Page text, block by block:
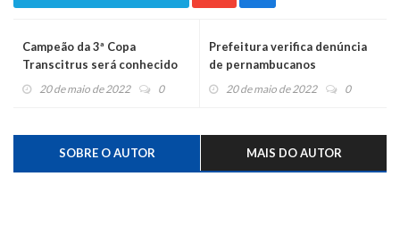
Campeão da 3ª Copa
Transcitrus será conhecido
nesta sexta
20 de maio de 2022 0
Prefeitura verifica denúncia
de pernambucanos
trabalhando em regime
20 de maio de 2022 0
SOBRE O AUTOR MAIS DO AUTOR